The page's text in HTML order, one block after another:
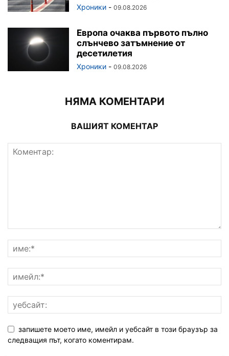
Хроники - 09.08.2026
Европа очаква първото пълно
слънчево затъмнение от
десетилетия
Хроники - 09.08.2026
НЯМА КОМЕНТАРИ
ВАШИЯТ КОМЕНТАР
запишете моето име, имейл и уебсайт в този браузър за
следващия път, когато коментирам.